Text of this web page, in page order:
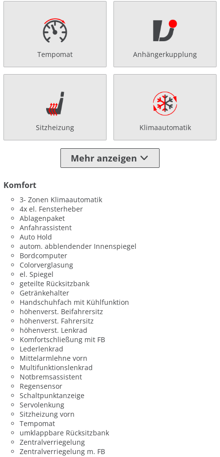
Tempomat Anhängerkupplung
Sitzheizung Klimaautomatik
Mehr anzeigen
Komfort
3- Zonen Klimaautomatik
4x el. Fensterheber
Ablagenpaket
Anfahrassistent
Auto Hold
autom. abblendender Innenspiegel
Bordcomputer
Colorverglasung
el. Spiegel
geteilte Rücksitzbank
Getränkehalter
Handschuhfach mit Kühlfunktion
höhenverst. Beifahrersitz
höhenverst. Fahrersitz
höhenverst. Lenkrad
Komfortschließung mit FB
Lederlenkrad
Mittelarmlehne vorn
Multifunktionslenkrad
Notbremsassistent
Regensensor
Schaltpunktanzeige
Servolenkung
Sitzheizung vorn
Tempomat
umklappbare Rücksitzbank
Zentralverriegelung
Zentralverriegelung m. FB